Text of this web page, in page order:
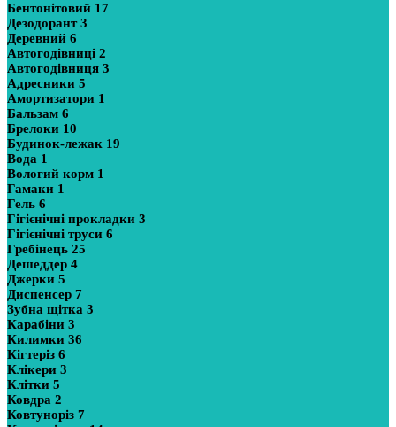
Бентонітовий 17
Дезодорант3
Деревний 6
Автогодівниці 2
Автогодівниця 3
Адресники 5
Амортизатори 1
Бальзам 6
Брелоки 10
Будинок-лежак 19
Вода 1
Вологий корм 1
Гамаки 1
Гель 6
Гігієнічні прокладки 3
Гігієнічні труси 6
Гребінець 25
Дешеддер 4
Джерки 5
Диспенсер 7
Зубна щітка 3
Карабіни 3
Килимки 36
Кігтеріз 6
Клікери 3
Клітки 5
Ковдра 2
Ковтуноріз 7